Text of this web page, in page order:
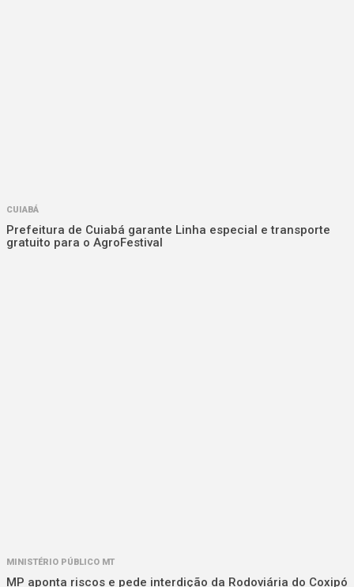
CUIABÁ
Prefeitura de Cuiabá garante Linha especial e transporte
gratuito para o AgroFestival
MINISTÉRIO PÚBLICO MT
MP aponta riscos e pede interdição da Rodoviária do Coxipó